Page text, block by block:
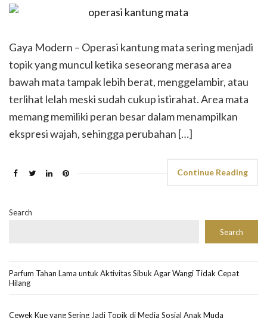
Gaya Modern – Operasi kantung mata sering menjadi
topik yang muncul ketika seseorang merasa area
bawah mata tampak lebih berat, menggelambir, atau
terlihat lelah meski sudah cukup istirahat. Area mata
memang memiliki peran besar dalam menampilkan
ekspresi wajah, sehingga perubahan […]
Continue Reading
Search
Search
Parfum Tahan Lama untuk Aktivitas Sibuk Agar Wangi Tidak Cepat
Hilang
Cewek Kue yang Sering Jadi Topik di Media Sosial Anak Muda